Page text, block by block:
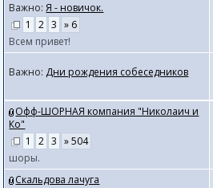
Важно:Я - новичок.
1
2 3
» 6
Всем привет!
Важно: Дни рождения собеседников
Офф-ШОРНАЯ компания "Николаич и
Ко"
1
2 3
» 504
шоры.
Скальдова лачуга